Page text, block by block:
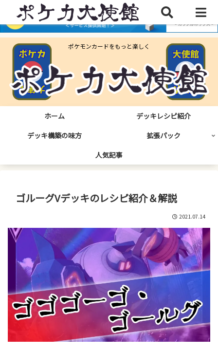
ポケモンカードをもっと楽しく
ホーム
デッキレシピ紹介
デッキ構築の味方
拡張パック
人気記事
ゴルーグVデッキのレシピ紹介＆解説
2021.07.14